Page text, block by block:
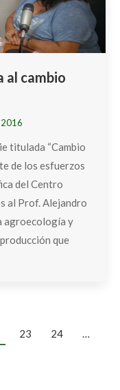
al cambio
titulada “Cambio
de los esfuerzos
del Centro
al Prof. Alejandro
agroecología y
que
23 24
…